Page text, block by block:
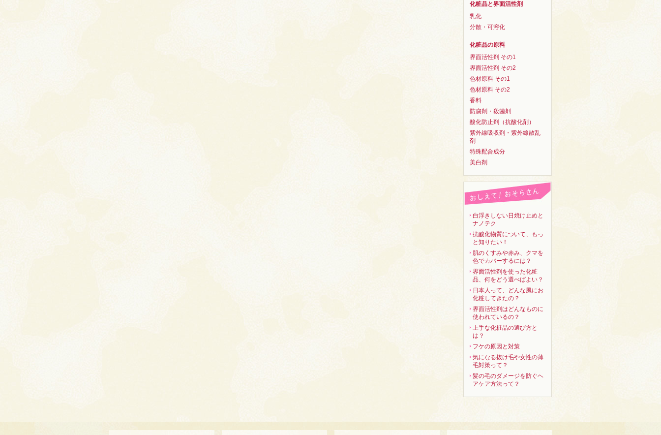
化粧品と界面活性剤
乳化
分散・可溶化
化粧品の原料
界面活性剤 その1
界面活性剤 その2
色材原料 その1
色材原料 その2
香料
防腐剤・殺菌剤
酸化防止剤（抗酸化剤）
紫外線吸収剤・紫外線散乱
剤
特殊配合成分
美白剤
白浮きしない日焼け止めと
ナノテク
抗酸化物質について、もっ
と知りたい！
肌のくすみや赤み、クマを
色でカバーするには？
界面活性剤を使った化粧
品、何をどう選べばよい？
日本人って、どんな風にお
化粧してきたの？
界面活性剤はどんなものに
使われているの？
上手な化粧品の選び方と
は？
フケの原因と対策
気になる抜け毛や女性の薄
毛対策って？
髪の毛のダメージを防ぐヘ
アケア方法って？